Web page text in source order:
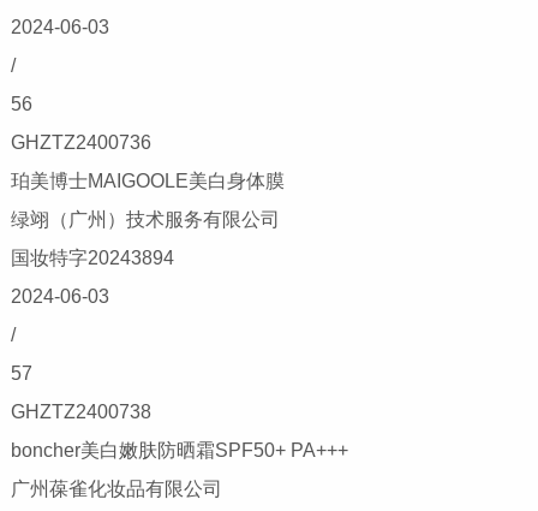
2024-06-03
/
56
GHZTZ2400736
珀美博士MAIGOOLE美白身体膜
绿翊（广州）技术服务有限公司
国妆特字20243894
2024-06-03
/
57
GHZTZ2400738
boncher美白嫩肤防晒霜SPF50+ PA+++
广州葆雀化妆品有限公司